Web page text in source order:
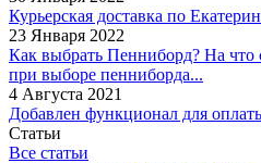
Курьерская доставка по
23 Января 2022
Как выбрать Пенниборд? На что
при выборе пенниборда...
4 Августа 2021
Добавлен функционал для
Статьи
Все статьи